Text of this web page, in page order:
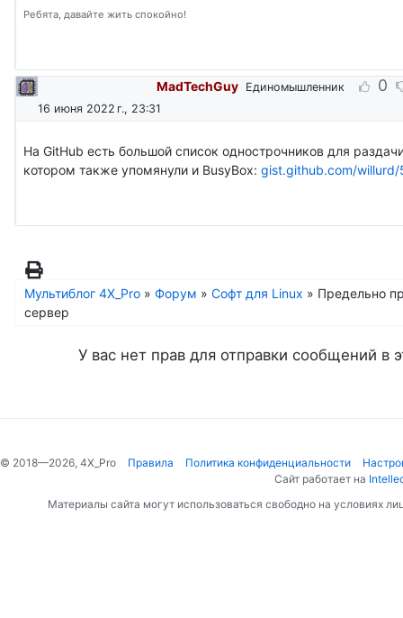
Ребята, давайте жить спокойно!
MadTechGuy Единомышленник 0
16 июня 2022 г., 23:31
На GitHub есть большой список однострочников для
котором также упомянули и BusyBox: gist.github.com/
Мультиблог 4X_Pro » Форум » Софт для Linux » Предельно
сервер
У вас нет прав для отправки сообщений в
© 2018—2026, 4X_Pro Правила Политика конфиденциальности
Сайт работает на
Материалы сайта могут использоваться свободно на условиях